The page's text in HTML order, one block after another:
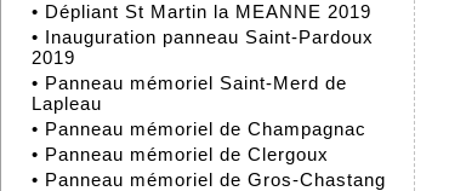
• Dépliant St Martin la MEANNE 2019
• Inauguration panneau Saint-Pardoux
2019
• Panneau mémoriel Saint-Merd de
Lapleau
• Panneau mémoriel de Champagnac
• Panneau mémoriel de Clergoux
• Panneau mémoriel de Gros-Chastang